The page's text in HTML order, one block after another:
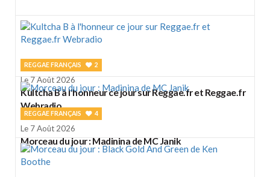
REGGAE FRANÇAIS 2
Le 7 Août 2026
Kultcha B à l'honneur ce jour sur Reggae.fr et Reggae.fr
Webradio
REGGAE FRANÇAIS 4
Le 7 Août 2026
Morceau du jour : Madinina de MC Janik